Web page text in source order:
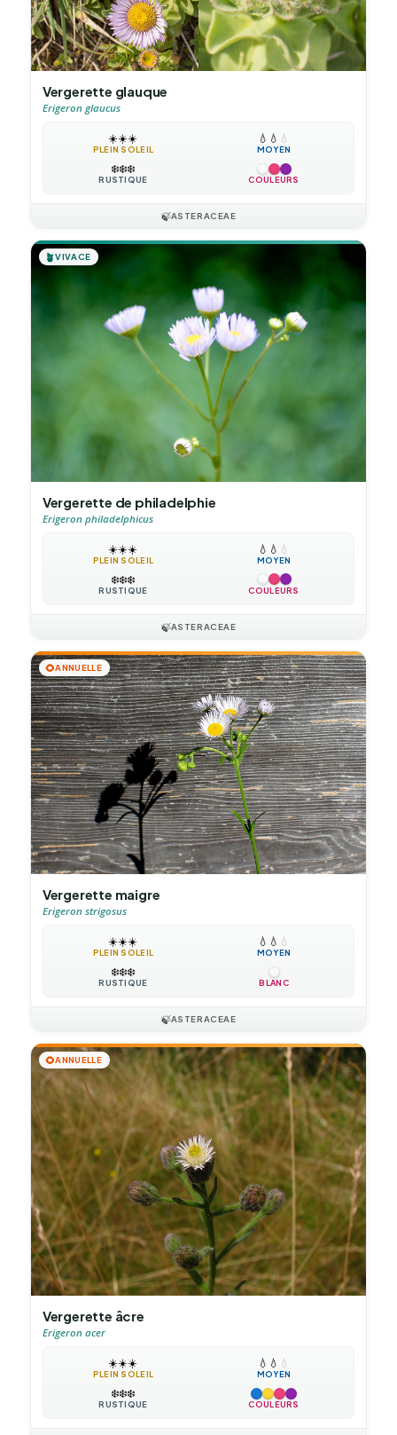
Vergerette glauque
Erigeron glaucus
☀️☀️☀️
PLEIN SOLEIL
💧 💧 💧
MOYEN
❄️❄️❄️
RUSTIQUE COULEURS
🍃ASTERACEAE
🪴VIVACE
Vergerette de philadelphie
Erigeron philadelphicus
☀️☀️☀️
PLEIN SOLEIL
💧 💧 💧
MOYEN
❄️❄️❄️
RUSTIQUE COULEURS
🍃ASTERACEAE
🌻ANNUELLE
Vergerette maigre
Erigeron strigosus
☀️☀️☀️
PLEIN SOLEIL
💧 💧 💧
MOYEN
❄️❄️❄️
RUSTIQUE BLANC
🍃ASTERACEAE
🌻ANNUELLE
Vergerette âcre
Erigeron acer
☀️☀️☀️
PLEIN SOLEIL
💧 💧 💧
MOYEN
❄️❄️❄️
RUSTIQUE COULEURS